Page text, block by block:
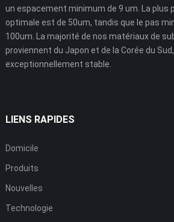
un espacement minimum de 9 um. La plus
optimale est de 50um, tandis que le pas
100um. La majorité de nos matériaux de
proviennent du Japon et de la Corée du
exceptionnellement stable.
LIENS RAPIDES
Domicile
Produits
Nouvelles
Technologie